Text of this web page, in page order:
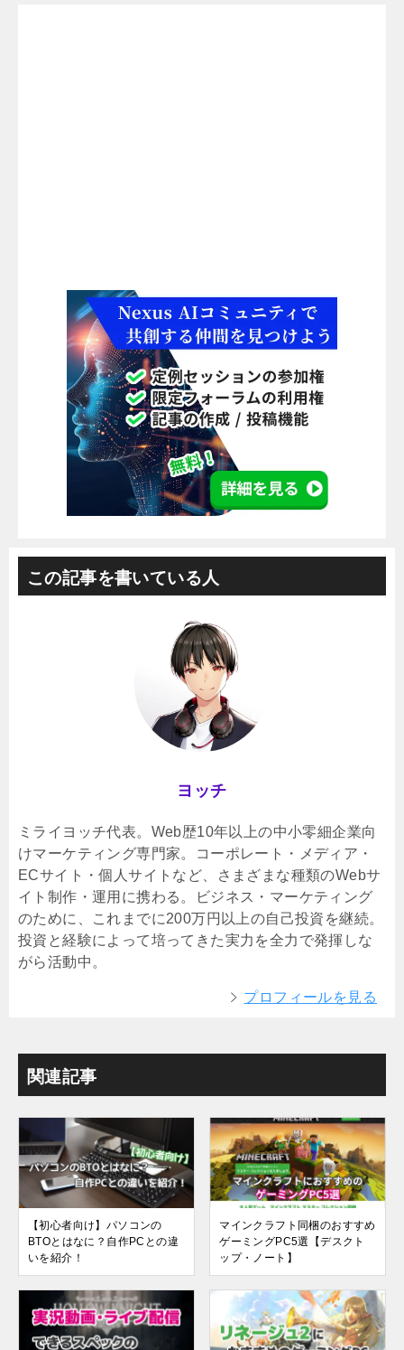
この記事を書いている人
ヨッチ
ミライヨッチ代表。Web歴10年以上の中小零細企業向
けマーケティング専門家。コーポレート・メディア・
ECサイト・個人サイトなど、さまざまな種類のWebサ
イト制作・運用に携わる。ビジネス・マーケティング
のために、これまでに200万円以上の自己投資を継続。
投資と経験によって培ってきた実力を全力で発揮しな
がら活動中。
プロフィールを見る
関連記事
【初心者向け】パソコンの
BTOとはなに？自作PCとの違
いを紹介！
マインクラフト同梱のおすすめ
ゲーミングPC5選【デスクト
ップ・ノート】